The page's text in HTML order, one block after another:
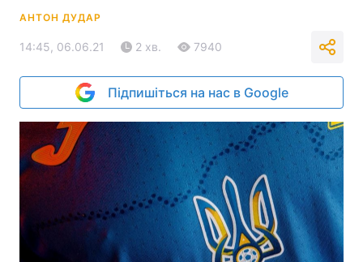
АНТОН ДУДАР
14:45, 06.06.21 2 хв. 7940
Підпишіться на нас в Google